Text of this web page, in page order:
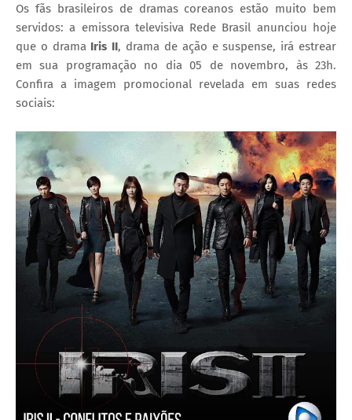
Os fãs brasileiros de dramas coreanos estão muito bem
servidos: a emissora televisiva Rede Brasil anunciou hoje
que o drama Iris II, drama de ação e suspense, irá estrear
em sua programação no dia 05 de novembro, às 23h.
Confira a imagem promocional revelada em suas redes
sociais: